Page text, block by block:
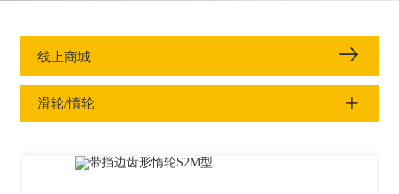
线上商城
滑轮/惰轮